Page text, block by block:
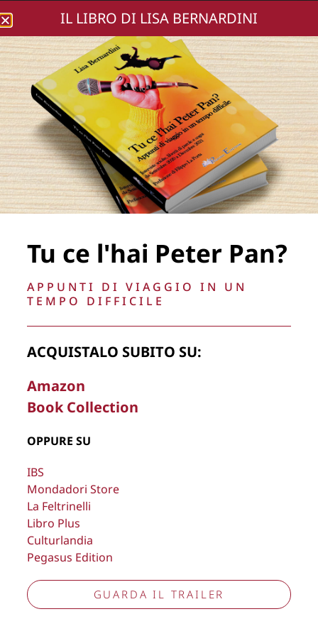
Lisa Bernardini
DSC02041-57
rimuovere, oscurare, modificare, immagini e testi del sito, a
propria discrezione.
Cookie PolicyPrivacy Policy
IL LIBRO DI LISA BERNARDINI
Tu ce l'hai Peter Pan?
APPUNTI DI VIAGGIO IN UN
TEMPO DIFFICILE
ACQUISTALO SUBITO SU:
Amazon
Book Collection
OPPURE SU
IBS
Mondadori Store
La Feltrinelli
Libro Plus
Culturlandia
Pegasus Edition
GUARDA IL TRAILER